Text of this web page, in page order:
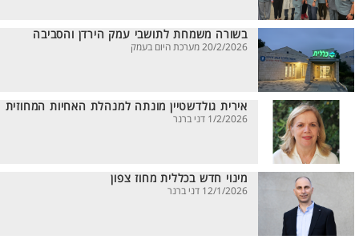
בשורה משמחת לתושבי עמק הירדן והסביבה
20/2/2026 מערכת היום בעמק
אירית גולדשטיין מונתה למנהלת האחיות המחוזית
1/2/2026 דני ברנר
מינוי חדש בכללית מחוז צפון
12/1/2026 דני ברנר